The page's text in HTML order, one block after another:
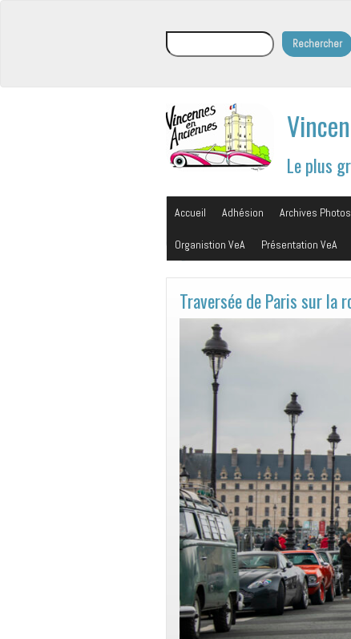
Rechercher Rechercher
Le plus
Accueil Adhésion Archives Photos
Organistion VeA Présentation VeA
Traversée de Paris sur la